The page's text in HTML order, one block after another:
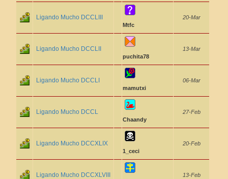
Ligando Mucho DCCLIII
Mtfc
20-Mar
Ligando Mucho DCCLII
puchita78
13-Mar
Ligando Mucho DCCLI
mamutxi
06-Mar
Ligando Mucho DCCL
Chaandy
27-Feb
Ligando Mucho DCCXLIX
1_ceci
20-Feb
Ligando Mucho DCCXLVIII 13-Feb